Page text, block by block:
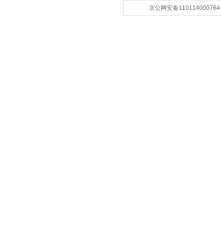
京公网安备